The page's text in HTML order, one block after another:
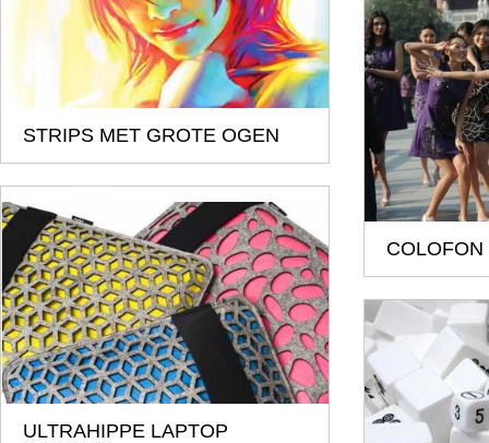
STRIPS MET GROTE OGEN
COLOFON
ULTRAHIPPE LAPTOP